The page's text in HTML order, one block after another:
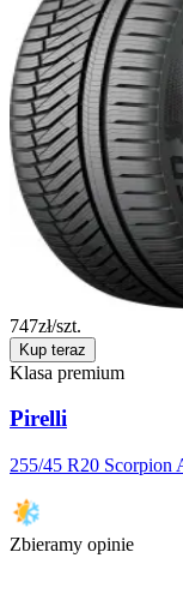
747zł/szt.
Kup teraz
Klasa premium
Pirelli
255/45 R20 Scorpion
Zbieramy opinie